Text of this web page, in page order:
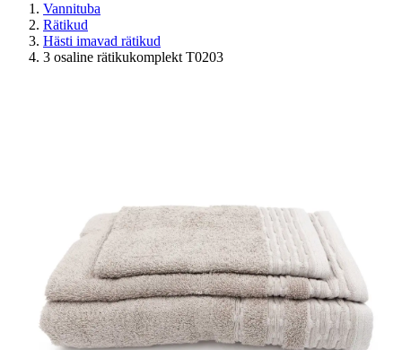
Vannituba
Rätikud
Hästi imavad rätikud
3 osaline rätikukomplekt T0203